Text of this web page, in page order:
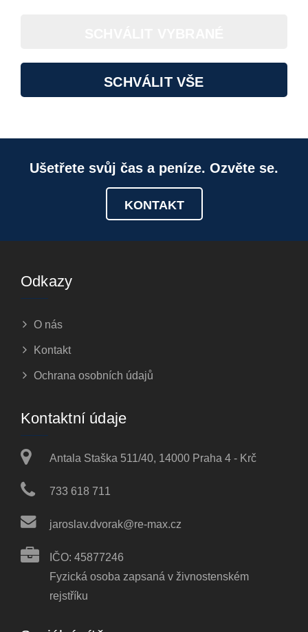
SCHVÁLIT VŠE
Ušetřete svůj čas a peníze. Ozvěte se.
KONTAKT
Odkazy
O nás
Kontakt
Ochrana osobních údajů
Kontaktní údaje
Antala Staška 511/40, 14000 Praha 4 - Krč
733 618 711
jaroslav.dvorak@re-max.cz
IČO: 45877246
Fyzická osoba zapsaná v živnostenském
rejstříku